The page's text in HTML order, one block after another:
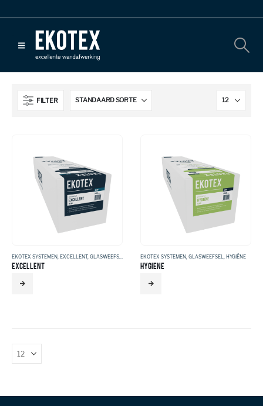
FILTER
EKOTEX SYSTEMEN EXCELLENT, GLASWEEFSEL
EXCELLENT
EKOTEX SYSTEMEN GLASWEEFSEL HYGIËNE
HYGIENE